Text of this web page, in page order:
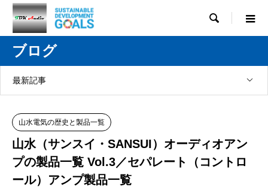

ブログ
最新記事
山水電気の歴史と製品一覧
山水（サンスイ・SANSUI）オーディオアン
プの製品一覧 Vol.3／セパレート（コントロ
ール）アンプ製品一覧